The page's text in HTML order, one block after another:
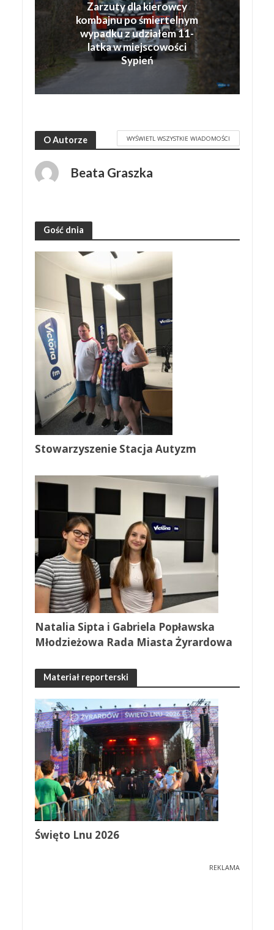
Zarzuty dla kierowcy
kombajnu po śmiertelnym
wypadku z udziałem 11-
latka w miejscowości
Sypień
O Autorze WYŚWIETL WSZYSTKIE WIADOMOŚCI
Beata Graszka
Gość dnia
Stowarzyszenie Stacja Autyzm
Natalia Sipta i Gabriela Popławska
Młodzieżowa Rada Miasta Żyrardowa
Materiał reporterski
Święto Lnu 2026
REKLAMA